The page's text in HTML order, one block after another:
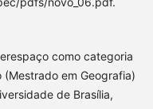
como categoria
em Geografia)
de Brasília,